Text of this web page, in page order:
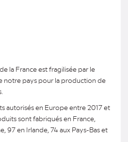
la France est fragilisée par le
notre pays pour la production de
autorisés en Europe entre 2017 et
sont fabriqués en France,
97 en Irlande, 74 aux Pays-Bas et